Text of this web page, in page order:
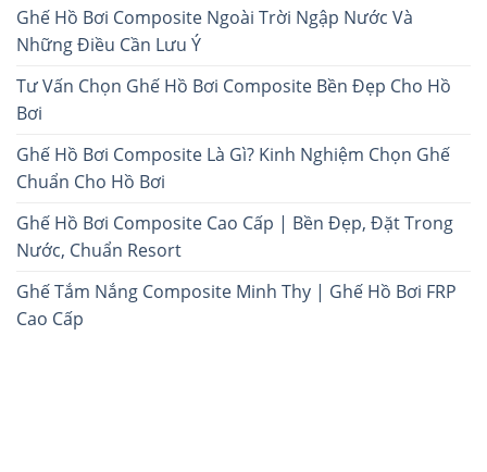
Ghế Hồ Bơi Composite Ngoài Trời Ngập Nước Và
Những Điều Cần Lưu Ý
Tư Vấn Chọn Ghế Hồ Bơi Composite Bền Đẹp Cho Hồ
Bơi
Ghế Hồ Bơi Composite Là Gì? Kinh Nghiệm Chọn Ghế
Chuẩn Cho Hồ Bơi
Ghế Hồ Bơi Composite Cao Cấp | Bền Đẹp, Đặt Trong
Nước, Chuẩn Resort
Ghế Tắm Nắng Composite Minh Thy | Ghế Hồ Bơi FRP
Cao Cấp